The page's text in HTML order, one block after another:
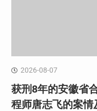
2026-08-07
获刑8年的安徽省
程师唐志飞的案情